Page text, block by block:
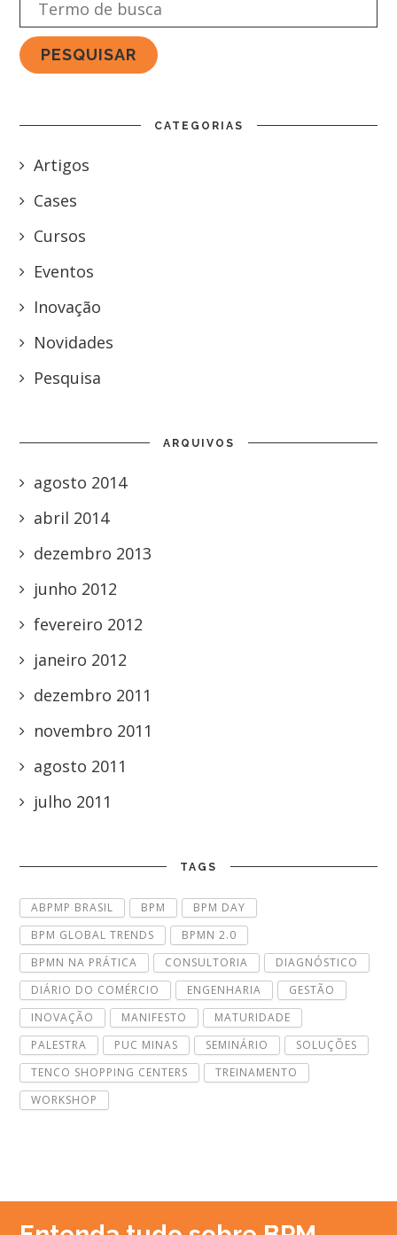
CATEGORIAS
Artigos
Cases
Cursos
Eventos
Inovação
Novidades
Pesquisa
ARQUIVOS
agosto 2014
abril 2014
dezembro 2013
junho 2012
fevereiro 2012
janeiro 2012
dezembro 2011
novembro 2011
agosto 2011
julho 2011
TAGS
ABPMP BRASIL BPM
BPM DAY
BPM GLOBAL TRENDS
BPMN 2.0
BPMN NA PRÁTICA
CONSULTORIA
DIAGNÓSTICO
DIÁRIO DO COMÉRCIO
ENGENHARIA
GESTÃO
INOVAÇÃO
MANIFESTO
MATURIDADE
PALESTRA
PUC MINAS SEMINÁRIO
SOLUÇÕES
TENCO SHOPPING CENTERS
TREINAMENTO
WORKSHOP